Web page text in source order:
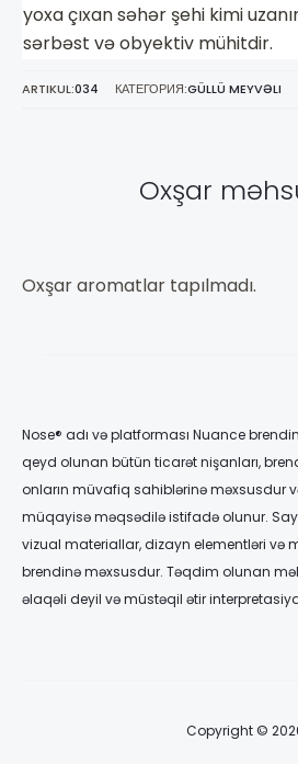
yoxa çıxan səhər şehi kimi
sərbəst və obyektiv mühitdir.
ARTIKUL:034 КАТЕГОРИЯ:GÜLLÜ MEYVƏLI
Oxşar
Oxşar aromatlar tapılmadı.
Nose® adı və platforması Nuance
qeyd olunan bütün ticarət nişanları,
onların müvafiq sahiblərinə məxsusdur
müqayisə məqsədilə istifadə olunur.
vizual materiallar, dizayn elementləri və
brendinə məxsusdur. Təqdim olunan
əlaqəli deyil və müstəqil ətir
Copyright ©